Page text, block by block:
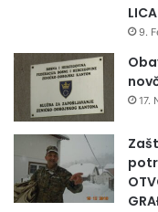
LICA
9.
17.